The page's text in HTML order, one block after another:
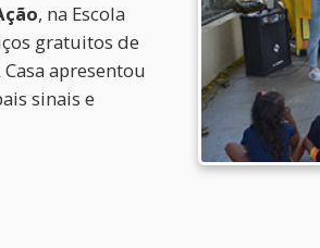
, na Escola
gratuitos de
apresentou
sinais e